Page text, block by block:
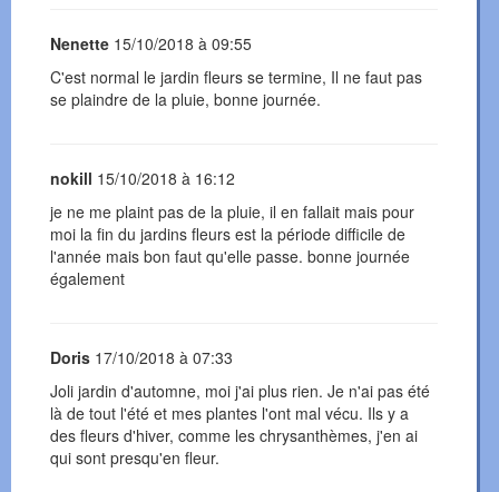
Nenette 15/10/2018 à 09:55
C'est normal le jardin fleurs se termine, Il ne faut pas
se plaindre de la pluie, bonne journée.
nokill 15/10/2018 à 16:12
je ne me plaint pas de la pluie, il en fallait mais pour
moi la fin du jardins fleurs est la période difficile de
l'année mais bon faut qu'elle passe. bonne journée
également
Doris 17/10/2018 à 07:33
Joli jardin d'automne, moi j'ai plus rien. Je n'ai pas été
là de tout l'été et mes plantes l'ont mal vécu. Ils y a
des fleurs d'hiver, comme les chrysanthèmes, j'en ai
qui sont presqu'en fleur.